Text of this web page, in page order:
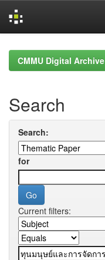
navigationCMMU Digital Archive
Search
Search:
for
Current filters: